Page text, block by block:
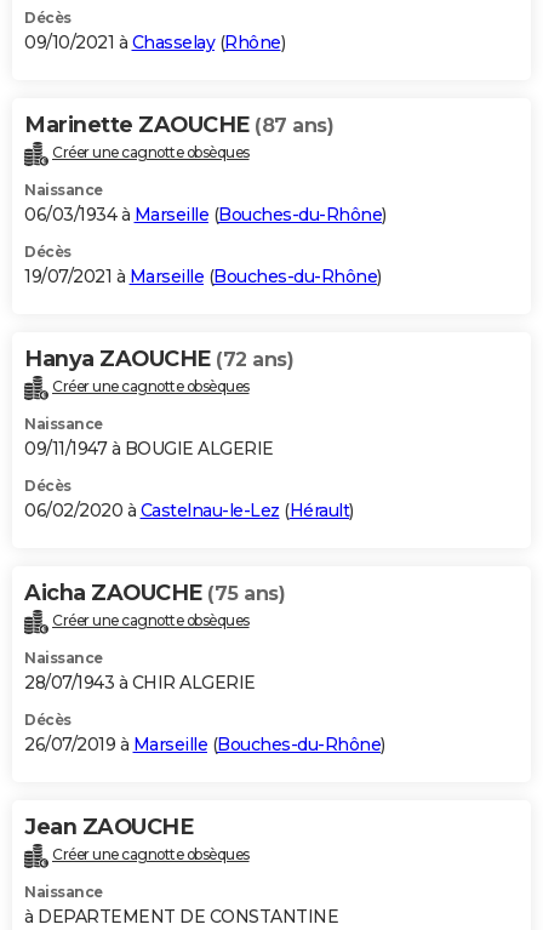
Décès
09/10/2021 à Chasselay(Rhône)
Marinette ZAOUCHE (87 ans)
Créer une cagnotte obsèques
Naissance
06/03/1934 à Marseille (Bouches-du-Rhône)
Décès
19/07/2021 à Marseille (Bouches-du-Rhône)
Hanya ZAOUCHE (72 ans)
Créer une cagnotte obsèques
Naissance
09/11/1947 à BOUGIE ALGERIE
Décès
06/02/2020 à Castelnau-le-Lez (Hérault)
Aicha ZAOUCHE (75 ans)
Créer une cagnotte obsèques
Naissance
28/07/1943 à CHIR ALGERIE
Décès
26/07/2019 à Marseille (Bouches-du-Rhône)
Jean ZAOUCHE
Créer une cagnotte obsèques
Naissance
à DEPARTEMENT DE CONSTANTINE